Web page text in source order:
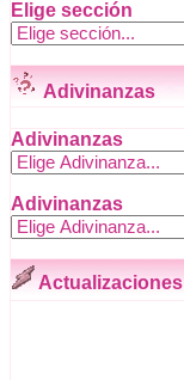
Elige sección
Adivinanzas
Adivinanzas
Adivinanzas
Actualizaciones